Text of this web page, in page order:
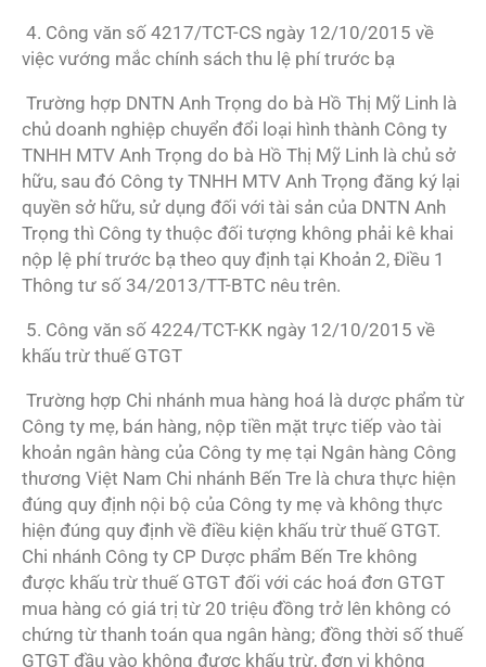
4. Công văn số 4217/TCT-CS ngày 12/10/2015 về
việc vướng mắc chính sách thu lệ phí trước bạ
Trường hợp DNTN Anh Trọng do bà Hồ Thị Mỹ Linh là
chủ doanh nghiệp chuyển đổi loại hình thành Công ty
TNHH MTV Anh Trọng do bà Hồ Thị Mỹ Linh là chủ sở
hữu, sau đó Công ty TNHH MTV Anh Trọng đăng ký lại
quyền sở hữu, sử dụng đối với tài sản của DNTN Anh
Trọng thì Công ty thuộc đối tượng không phải kê khai
nộp lệ phí trước bạ theo quy định tại Khoản 2, Điều 1
Thông tư số 34/2013/TT-BTC nêu trên.
5. Công văn số 4224/TCT-KK ngày 12/10/2015 về
khấu trừ thuế GTGT
Trường hợp Chi nhánh mua hàng hoá là dược phẩm từ
Công ty mẹ, bán hàng, nộp tiền mặt trực tiếp vào tài
khoản ngân hàng của Công ty mẹ tại Ngân hàng Công
thương Việt Nam Chi nhánh Bến Tre là chưa thực hiện
đúng quy định nội bộ của Công ty mẹ và không thực
hiện đúng quy định về điều kiện khấu trừ thuế GTGT.
Chi nhánh Công ty CP Dược phẩm Bến Tre không
được khấu trừ thuế GTGT đối với các hoá đơn GTGT
mua hàng có giá trị từ 20 triệu đồng trở lên không có
chứng từ thanh toán qua ngân hàng; đồng thời số thuế
GTGT đầu vào không được khấu trừ, đơn vị không